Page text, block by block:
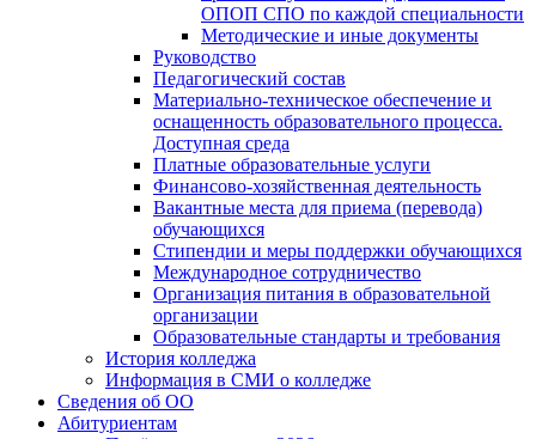
ОПОП СПО по каждой специальности
Методические и иные документы
Руководство
Педагогический состав
Материально-техническое обеспечение и
оснащенность образовательного процесса.
Доступная среда
Платные образовательные услуги
Финансово-хозяйственная деятельность
Вакантные места для приема (перевода)
обучающихся
Стипендии и меры поддержки обучающихся
Международное сотрудничество
Организация питания в образовательной
организации
Образовательные стандарты и требования
История колледжа
Информация в СМИ о колледже
Сведения об ОО
Абитуриентам